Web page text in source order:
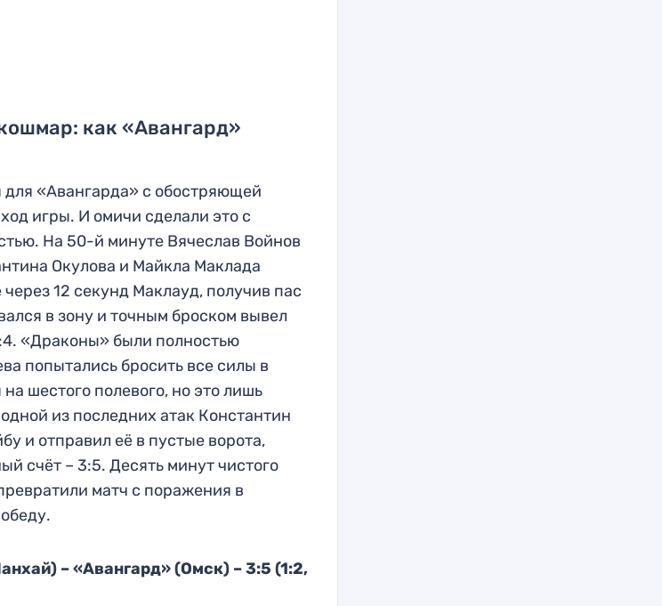
как «Авангард»
для «Авангарда» с обостряющей
игры. И омичи сделали это с
На 50-й минуте Вячеслав Войнов
Окулова и Майкла Маклада
12 секунд Маклауд, получив пас
в зону и точным броском вывел
«Драконы» были полностью
попытались бросить все силы в
шестого полевого, но это лишь
из последних атак Константин
и отправил её в пустые ворота,
счёт – 3:5. Десять минут чистого
матч с поражения в
– «Авангард» (Омск) – 3:5 (1:2,